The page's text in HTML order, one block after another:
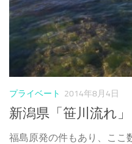
プライベート 2014年8月4日
新潟県「笹川流れ」
福島原発の件もあり、ここ